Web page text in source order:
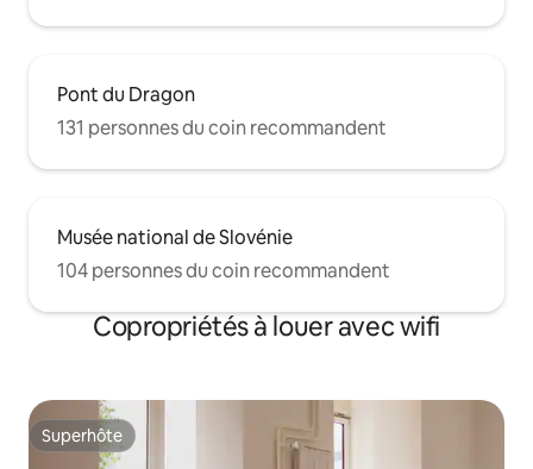
Pont du Dragon
131 personnes du coin recommandent
Musée national de Slovénie
104 personnes du coin recommandent
Copropriétés à louer avec wifi
Superhôte
Superhôte